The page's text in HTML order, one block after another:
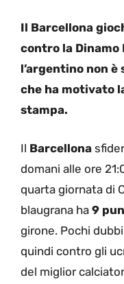
Il Barcellona
contro la Dinamo
l’argentino non
che ha motivato
stampa.
Il Barcellona
domani alle ore
quarta giornata di
blaugrana ha 9
girone. Pochi
quindi contro gli
del miglior